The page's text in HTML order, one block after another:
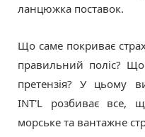
ланцюжка поставок.
Що саме покриває
правильний поліс? Що
претензія? У цьому
INT'L розбиває все,
морське та вантажне